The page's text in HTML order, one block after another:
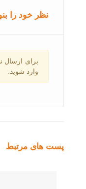
نظر خود را
برای ارسال
وارد شوید.
پست های مرتبط